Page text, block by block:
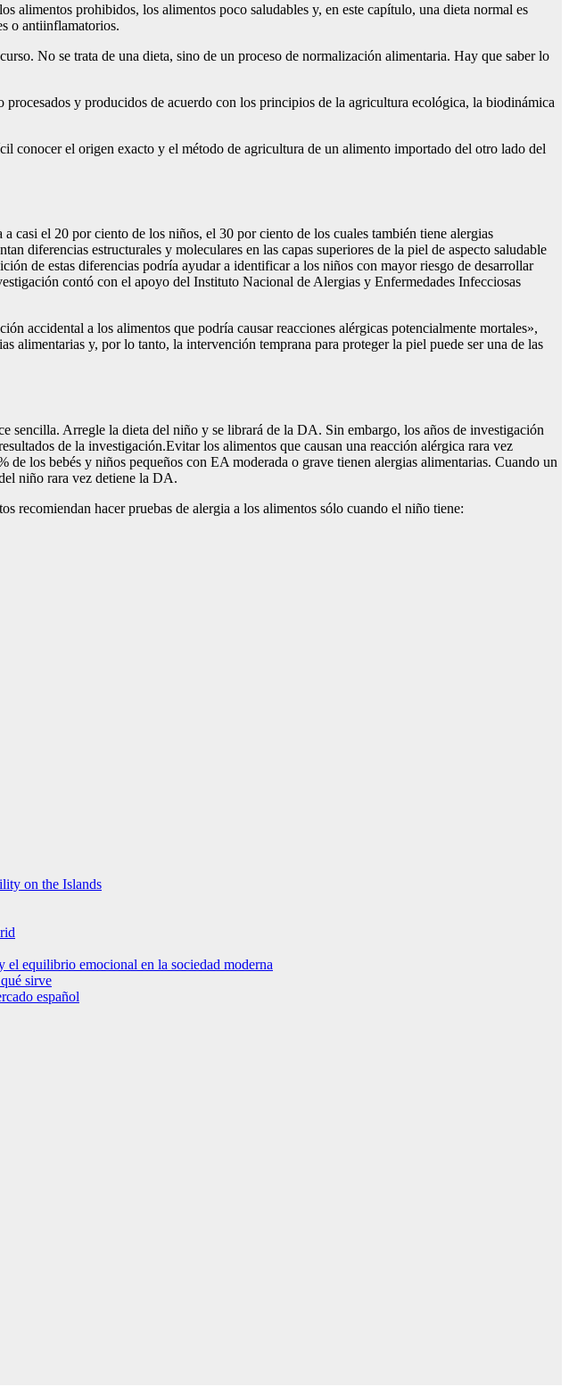
alimentos prohibidos, los alimentos poco saludables y, en este capítulo, una dieta normal es
o antiinflamatorios.
No se trata de una dieta, sino de un proceso de normalización alimentaria. Hay que saber lo
y producidos de acuerdo con los principios de la agricultura ecológica, la biodinámica
conocer el origen exacto y el método de agricultura de un alimento importado del otro lado del
casi el 20 por ciento de los niños, el 30 por ciento de los cuales también tiene alergias
diferencias estructurales y moleculares en las capas superiores de la piel de aspecto saludable
de estas diferencias podría ayudar a identificar a los niños con mayor riesgo de desarrollar
contó con el apoyo del Instituto Nacional de Alergias y Enfermedades Infecciosas
accidental a los alimentos que podría causar reacciones alérgicas potencialmente mortales»,
y, por lo tanto, la intervención temprana para proteger la piel puede ser una de las
sencilla. Arregle la dieta del niño y se librará de la DA. Sin embargo, los años de investigación
de la investigación.Evitar los alimentos que causan una reacción alérgica rara vez
los bebés y niños pequeños con EA moderada o grave tienen alergias alimentarias. Cuando un
niño rara vez detiene la DA.
recomiendan hacer pruebas de alergia a los alimentos sólo cuando el niño tiene:
on the Islands
el equilibrio emocional en la sociedad moderna
sirve
español